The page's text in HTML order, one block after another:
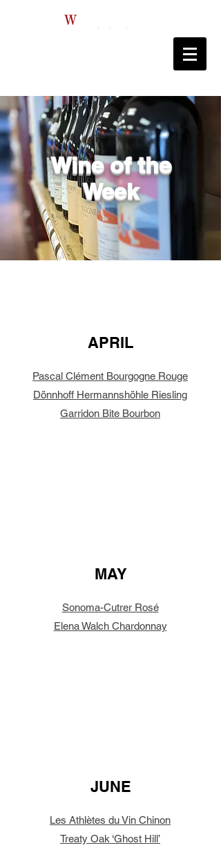
Wine of the
Week
APRIL
Pascal Clément Bourgogne Rouge
Dönnhoff Hermannshöhle Riesling
Garridon Bite Bourbon
MAY
Sonoma-Cutrer Rosé
Elena Walch Chardonnay
JUNE
Les Athlètes du Vin Chinon
Treaty Oak ‘Ghost Hill’